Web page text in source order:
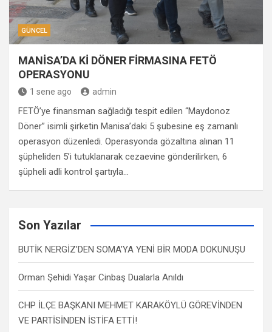
GÜNCEL
MANİSA’DA Kİ DÖNER FİRMASINA FETÖ
OPERASYONU
1 sene ago admin
FETÖ’ye finansman sağladığı tespit edilen “Maydonoz
Döner” isimli şirketin Manisa’daki 5 şubesine eş zamanlı
operasyon düzenledi. Operasyonda gözaltına alınan 11
şüpheliden 5’i tutuklanarak cezaevine gönderilirken, 6
şüpheli adli kontrol şartıyla…
Son Yazılar
BUTİK NERGİZ’DEN SOMA’YA YENİ BİR MODA DOKUNUŞU
Orman Şehidi Yaşar Cinbaş Dualarla Anıldı
CHP İLÇE BAŞKANI MEHMET KARAKÖYLÜ GÖREVİNDEN
VE PARTİSİNDEN İSTİFA ETTİ!